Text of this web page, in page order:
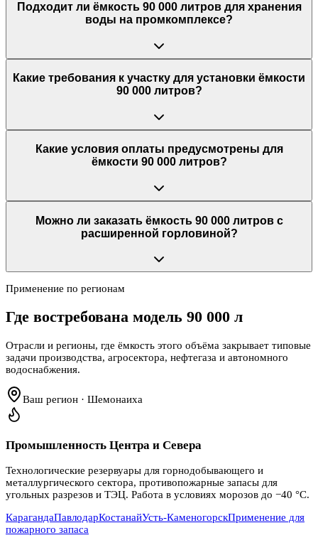
Подходит ли ёмкость 90 000 литров для хранения
воды на промкомплексе?
Какие требования к участку для установки ёмкости
90 000 литров?
Какие условия оплаты предусмотрены для
ёмкости 90 000 литров?
Можно ли заказать ёмкость 90 000 литров с
расширенной горловиной?
Применение по регионам
Где востребована модель 90 000 л
Отрасли и регионы, где ёмкость этого объёма закрывает типовые
задачи производства, агросектора, нефтегаза и автономного
водоснабжения.
Ваш регион · Шемонаиха
Промышленность Центра и Севера
Технологические резервуары для горнодобывающего и
металлургического сектора, противопожарные запасы для
угольных разрезов и ТЭЦ. Работа в условиях морозов до −40 °C.
КарагандаПавлодарКостанайУсть-КаменогорскПрименение для
пожарного запаса